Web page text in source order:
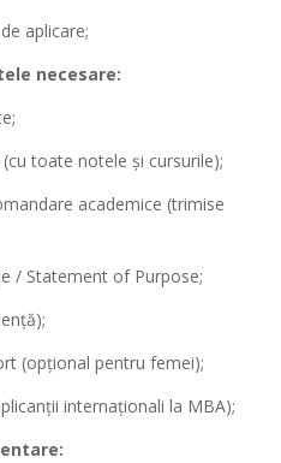
aplicare;
necesare:
toate notele și cursurile);
academice (trimise
/ Statement of Purpose;
(opțional pentru femei);
internaționali la MBA);